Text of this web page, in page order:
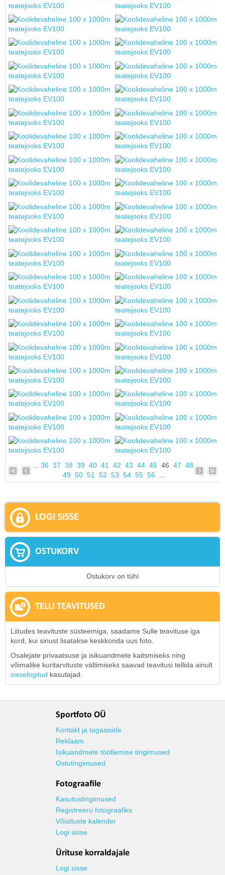
36 37 38 39 40 41 42 43 44 45 46 47 48
49 50 51 52 53 54 55 56
LOGI SISSE
OSTUKORV
Ostukorv on tühi
TELLI TEAVITUSED
Liitudes teavituste süsteemiga, saadame Sulle teavituse iga
kord, kui sinust lisatakse keskkonda uus foto.
Osalejate privaatsuse ja isikuandmete kaitsmiseks ning
võimalike kuritarvituste vältimiseks saavad teavitusi tellida ainult
sisselogitud kasutajad.
Sportfoto OÜ
Kontakt ja tagasiside
Reklaam
Isikuandmete töötlemise tingimused
Ostutingimused
Fotograafile
Kasutustingimused
Registreeru fotograafiks
Võistluste kalender
Logi sisse
Ürituse korraldajale
Logi sisse